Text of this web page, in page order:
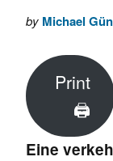
by Michael
Print
🖨
Eine